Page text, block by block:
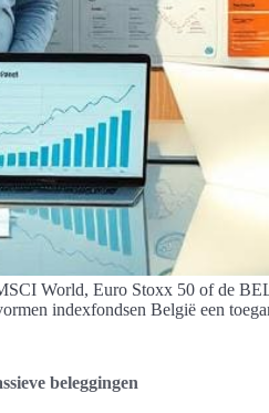
World, Euro Stoxx 50 of de
indexfondsen België een
beleggingen